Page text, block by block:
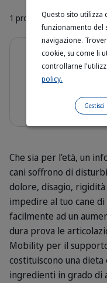
1 prodotto
per
Da
Che sia per l’età, un
cani soffrono di
dolore, disagio,
impedire al tuo cane
facilmente ad un
dura prova le
Mobility per il
costituiscono una
ingredienti in grado di
Questo sito utilizza
funzionamento del
navigazione.
cookie, su come li
controllarne
policy.